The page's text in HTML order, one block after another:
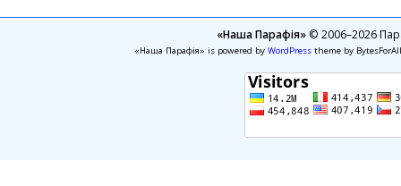
«Наша Парафія»© 2006–2026
«Наша Парафія» is powered by WordPresstheme by